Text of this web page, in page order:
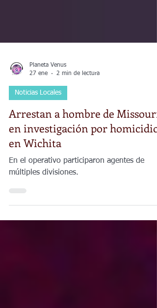
Planeta Venus
27 ene
2 min de lectura
Noticias Locales
Arrestan a hombre de Missouri
en investigación por homicidio
en Wichita